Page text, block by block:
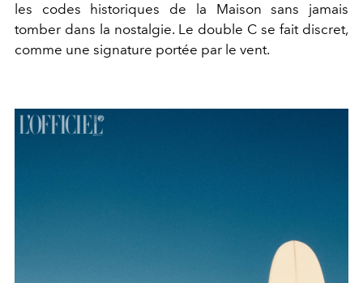
les codes historiques de la Maison sans jamais
tomber dans la nostalgie. Le double C se fait discret,
comme une signature portée par le vent.